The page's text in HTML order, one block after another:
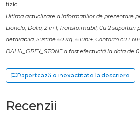
fizic.
Ultima actualizare a informațiilor de prezentare
Lionelo, Dalia, 2 in 1, Transformabil, Cu 2 suporturi
detasabila, Sustine 60 kg, 6 luni+, Conform cu
DALIA_GREY_STONE a fost efectuată la data de
Raportează o inexactitate la descriere
Recenzii